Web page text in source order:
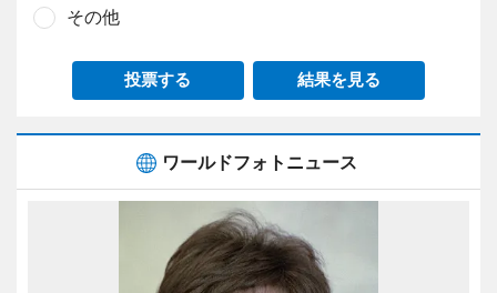
その他
投票する 結果を見る
ワールドフォトニュース